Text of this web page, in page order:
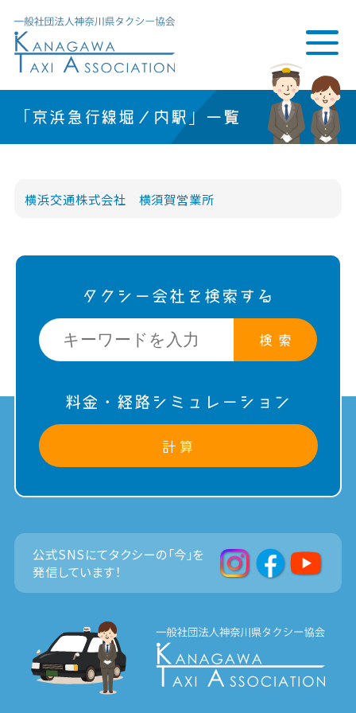
「京浜急行線堀ノ内駅」一覧
横浜交通株式会社 横須賀営業所
タクシー会社を検索する
検 索
料金・経路シミュレーション
計 算
公式SNSにてタクシーの「今」を
発信しています！